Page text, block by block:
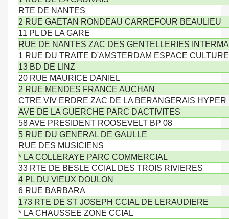
RTE DE NANTES
2 RUE GAETAN RONDEAU CARREFOUR BEAULIEU
11 PL DE LA GARE
RUE DE NANTES ZAC DES GENTELLERIES
1 RUE DU TRAITE D'AMSTERDAM ESPACE
13 BD DE LINZ
20 RUE MAURICE DANIEL
2 RUE MENDES FRANCE AUCHAN
CTRE VIV ERDRE ZAC DE LA BERANGERAIS HYPER
AVE DE LA GUERCHE PARC DACTIVITES
58 AVE PRESIDENT ROOSEVELT BP 08
5 RUE DU GENERAL DE GAULLE
RUE DES MUSICIENS
* LA COLLERAYE PARC COMMERCIAL
33 RTE DE BESLE CCIAL DES TROIS RIVIERES
4 PL DU VIEUX DOULON
6 RUE BARBARA
173 RTE DE ST JOSEPH CCIAL DE LERAUDIERE
* LA CHAUSSEE ZONE CCIAL